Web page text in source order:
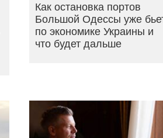
Как остановка портов
Большой Одессы уже
по экономике Украины и
что будет дальше